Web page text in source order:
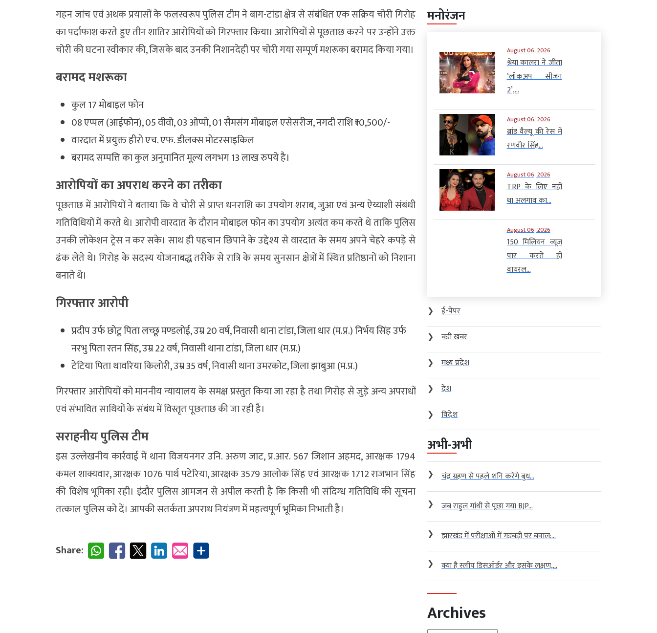
गहन जांच एवं अथक प्रयासों के फलस्वरूप पुलिस टीम ने बाग-टांडा क्षेत्र से संबंधित एक सक्रिय चोरी गिरोह
का पर्दाफाश करते हुए तीन शातिर आरोपियों को गिरफ्तार किया। आरोपियों से पूछताछ करने पर उन्होंने उक्त
चोरी की घटना स्वीकार की, जिसके बाद उनकी निशानदेही पर चोरी गया सम्पूर्ण मशरूका बरामद किया गया।
बरामद मशरूका
कुल 17 मोबाइल फोन
08 एप्पल (आईफोन), 05 वीवो, 03 ओप्पो, 01 सैमसंग मोबाइल एसेसरीज, नगदी राशि ₹10,500/-
वारदात में प्रयुक्त हीरो एच. एफ. डीलक्स मोटरसाइकिल
बरामद सम्पत्ति का कुल अनुमानित मूल्य लगभग 13 लाख रुपये है।
आरोपियों का अपराध करने का तरीका
पूछताछ में आरोपियों ने बताया कि वे चोरी से प्राप्त धनराशि का उपयोग शराब, जुआ एवं अन्य ऐय्याशी संबंधी
गतिविधियों में करते थे। आरोपी वारदात के दौरान मोबाइल फोन का उपयोग अत्यंत कम करते थे ताकि पुलिस
उनकी लोकेशन ट्रेस न कर सके। साथ ही पहचान छिपाने के उद्देश्य से वारदात के समय अपने चेहरे कपड़े से
ढंक लेते थे। गिरोह के सदस्य योजनाबद्ध तरीके से रात्रि के समय सुनसान क्षेत्रों में स्थित प्रतिष्ठानों को निशाना
बनाते थे।
गिरफ्तार आरोपी
प्रदीप उर्फ छोटू पिता लच्छू मण्डलोई, उम्र 20 वर्ष, निवासी थाना टांडा, जिला धार (म.प्र.) निर्भय सिंह उर्फ
नरभु पिता रतन सिंह, उम्र 22 वर्ष, निवासी थाना टांडा, जिला धार (म.प्र.)
टेटिया पिता थावरिया किलोरी, उम्र 35 वर्ष, निवासी थाना उमरकोट, जिला झाबुआ (म.प्र.)
गिरफ्तार आरोपियों को माननीय न्यायालय के समक्ष प्रस्तुत किया जा रहा है तथा गिरोह से जुड़े अन्य अपराधों
एवं संभावित साथियों के संबंध में विस्तृत पूछताछ की जा रही है।
सराहनीय पुलिस टीम
इस उल्लेखनीय कार्रवाई में थाना विजयनगर उनि. अरुण जाट, प्र.आर. 567 जिशान अहमद, आरक्षक 1794
कमल शाक्यवार, आरक्षक 1076 पार्थ पटेरिया, आरक्षक 3579 आलोक सिंह एवं आरक्षक 1712 राजभान सिंह
की विशेष भूमिका रही। इंदौर पुलिस आमजन से अपील करती है कि किसी भी संदिग्ध गतिविधि की सूचना
तत्काल पुलिस को दें। आपकी सतर्कता अपराध नियंत्रण में महत्वपूर्ण भूमिका निभाती है।
Share:
मनोरंजन
August 06, 2026
श्रेया कालरा ने जीता
‘लॉकअप सीजन
2’,...
August 06, 2026
ब्रांड वैल्यू की रेस में
रणवीर सिंह...
August 06, 2026
TRP के लिए नहीं
था अलगाव का...
August 06, 2026
150 मिलियन व्यूज
पार करते ही
वायरल...
❯
ई-पेपर
❯
बड़ी खबर
❯
मध्य प्रदेश
❯
देश
❯
विदेश
अभी-अभी
❯ चंद्र ग्रहण से पहले शनि करेंगे बुध...
❯ जब राहुल गांधी से पूछा गया BJP...
❯ झारखंड में परीक्षाओं में गड़बड़ी पर बवाल:...
❯ क्या है स्लीप डिसऑर्डर और इसके लक्षण,...
Archives